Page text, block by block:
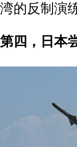
湾的反制演
第四，日本